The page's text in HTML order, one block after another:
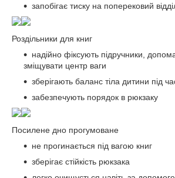
запобігає тиску на поперековий
Роздільники для книг
надійно фіксують підручники,
зміщувати центр ваги
зберігають баланс тіла дитини під
забезпечують порядок в рюкзаку
Посилене дно прогумоване
не прогинається під вагою книг
зберігає стійкість рюкзака